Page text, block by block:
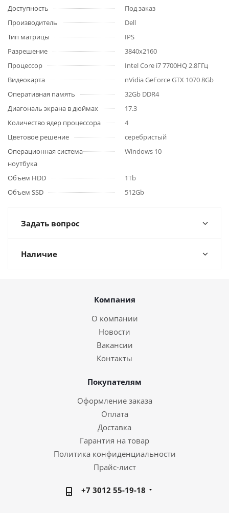
Доступность
Под заказ
Производитель
Dell
Тип матрицы
IPS
Разрешение
3840x2160
Процессор
Intel Core i7 7700HQ 2.8ГГц
Видеокарта
nVidia GeForce GTX 1070 8Gb
Оперативная память
32Gb DDR4
Диагональ экрана в дюймах
17.3
Количество ядер процессора
4
Цветовое решение
серебристый
Операционная система
ноутбука
Windows 10
Объем HDD
1Tb
Объем SSD
512Gb
Задать вопрос
Наличие
Компания
О компании
Новости
Вакансии
Контакты
Покупателям
Оформление заказа
Оплата
Доставка
Гарантия на товар
Политика конфиденциальности
Прайс-лист
+7 3012 55-19-18